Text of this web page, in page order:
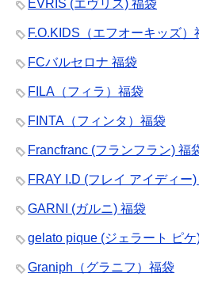
EVRIS (エヴリス) 福袋
F.O.KIDS（エフオーキッズ）
FCバルセロナ 福袋
FILA（フィラ）福袋
FINTA（フィンタ）福袋
Francfranc (フランフラン) 福
FRAY I.D (フレイ アイディー)
GARNI (ガルニ) 福袋
gelato pique (ジェラート ピケ
Graniph（グラニフ）福袋